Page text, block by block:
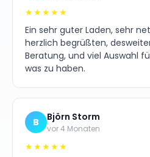
★★★★★
Ein sehr guter Laden, sehr
herzlich begrüßten,
Beratung, und viel Auswahl
was zu haben.
B Björn Storm
vor 4 Monaten
★★★★★